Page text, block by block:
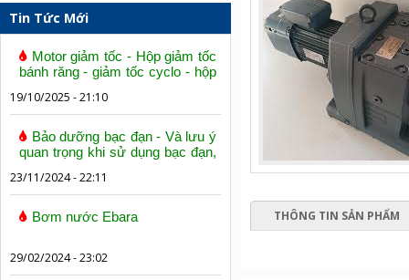
Tin Tức Mới
Motor giảm tốc - Hộp giảm tốc
bánh răng - giảm tốc cyclo - hộp
19/10/2025 - 21:10
Bảo dưỡng bạc đạn - Và lưu ý
quan trọng khi sử dụng bạc đạn,
23/11/2024 - 22:11
Bơm nước Ebara
29/02/2024 - 23:02
THÔNG TIN SẢN PHẨM